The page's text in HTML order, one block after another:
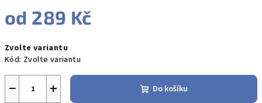
od 289 Kč
cena:
Zvolte variantu
Kód: Zvolte variantu
+
− Do košíku